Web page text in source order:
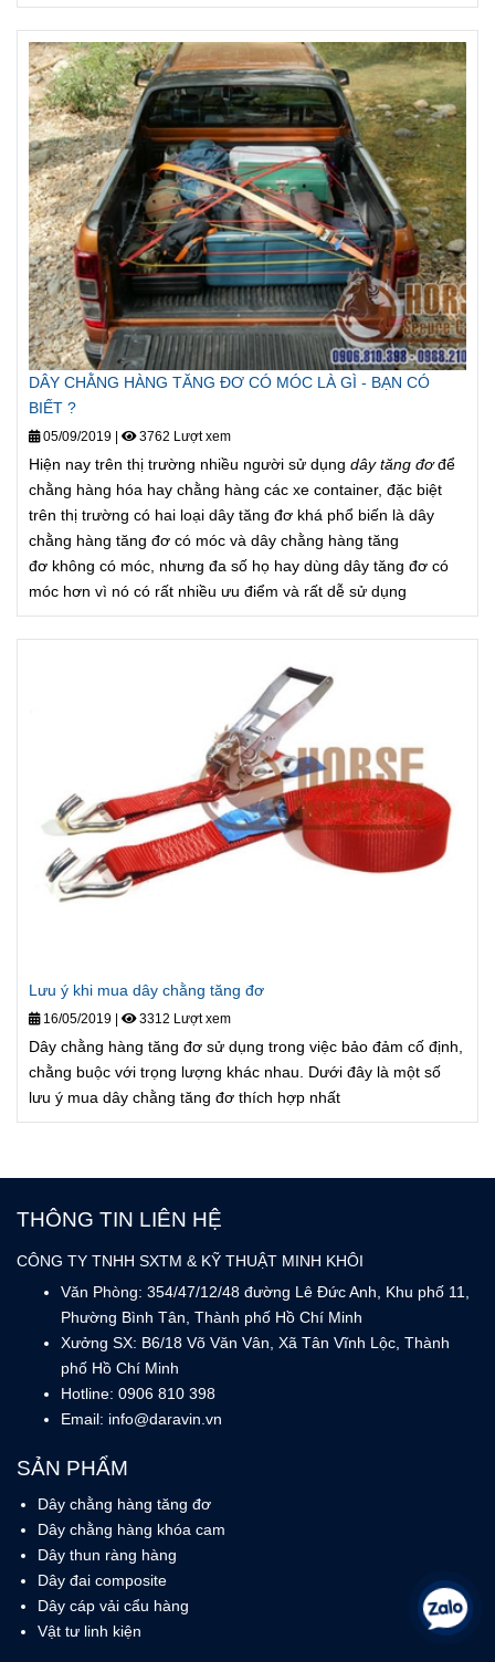
DÂY CHẰNG HÀNG TĂNG ĐƠ CÓ MÓC LÀ GÌ - BẠN CÓ
BIẾT ?
05/09/2019 | 3762 Lượt xem
Hiện nay trên thị trường nhiều người sử dụng dây tăng đơđể
chằng hàng hóa hay chằng hàng các xe container, đặc biệt
trên thị trường có hai loại dây tăng đơ khá phổ biến là dây
chằng hàng tăng đơ có móc và dây chằng hàng tăng
đơ không có móc, nhưng đa số họ hay dùng dây tăng đơ có
móc hơn vì nó có rất nhiều ưu điểm và rất dễ sử dụng
Lưu ý khi mua dây chằng tăng đơ
16/05/2019 3312 Lượt xem
Dây chằng hàng tăng đơ sử dụng trong việc bảo đảm cố định,
chằng buộc với trọng lượng khác nhau. Dưới đây là một số
lưu ý mua dây chằng tăng đơ thích hợp nhất
THÔNG TIN LIÊN HỆ
CÔNG TY TNHH SXTM & KỸ THUẬT MINH KHÔI
Văn Phòng: 354/47/12/48 đường Lê Đức Anh, Khu phố 11,
Phường Bình Tân, Thành phố Hồ Chí Minh
Xưởng SX: B6/18 Võ Văn Vân, Xã Tân Vĩnh Lộc, Thành
phố Hồ Chí Minh
Hotline: 0906 810 398
Email: info@daravin.vn
SẢN PHẨM
Dây chằng hàng tăng đơ
Dây chằng hàng khóa cam
Dây thun ràng hàng
Dây đai composite
Dây cáp vải cẩu hàng
Vật tư linh kiện